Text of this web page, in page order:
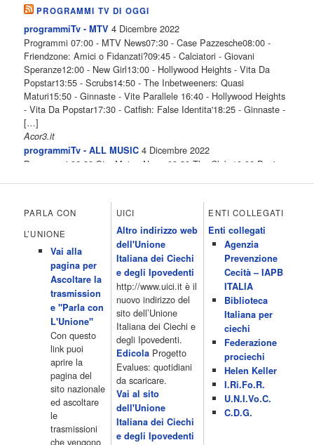
PROGRAMMI TV DI OGGI
programmiTv - MTV 4 Dicembre 2022
Programmi 07:00 - MTV News07:30 - Case Pazzesche08:00 -
Friendzone: Amici o Fidanzati?09:45 - Calciatori - Giovani
Speranze12:00 - New Girl13:00 - Hollywood Heights - Vita Da
Popstar13:55 - Scrubs14:50 - The Inbetweeners: Quasi
Maturi15:50 - Ginnaste - Vite Parallele 16:40 - Hollywood Heights
- Vita Da Popstar17:30 - Catfish: False Identita'18:25 - Ginnaste -
[…]
Acor3.it
programmiTv - ALL MUSIC 4 Dicembre 2022
Programmi 06.30 Star.Meteo.News 09.30 The Club 10.00 Deejay
All News 16.05 Rotazione musicale 19.00 All News 19.05 The
Club 19.30 19.30 Human Guinea Pigs 20.00 Inbox 21.00 Code
Monkeys 21.30 Sons of Butcher […]
programmiTv - ITALIA 1 4 Dicembre 2022
Programmi 06.35 Cartoni Animati 09.05 Telefilm:Starsky & Hutch
10.10 Telefilm:Supercar 12.15 12.15 Secondo voi 12.25 Studio
Aperto 13.00 Studio Sport 13.40 Cartoni animati 14.30 I Simpson
15.00 Telefilm:Paso adelante 15.55 15.55 Telefilm:Wildfire 16.50
Cartoni animati 18.30 Studio Aperto 19.05 Don Luca c'� 19.35
19.35 Medici miei 20.05 Camera caf� 20.30 La ruota della
fortuna 21.10 […]
Acor3.it
programmiTv - LA 7
4 Dicembre 2022
Programmi 06:00 - Tg La7/meteo/oroscopo/traffico06:55 - Movie
Flash07:00 - Omnibus ? Rassegna stampa07:30 - Tg La707:50 -
Omnibus09:50 - Coffee Break11:00 - L?aria che tira12:25 - I
men� di Benedetta13:30 - Tg La714:00 - Tg La7 Cronache14:40 -
PARLA CON
L’UNIONE
Vai alla
pagina per
Ascoltare la
trasmission
e "Parla con
L'Unione"
Con questo
link puoi
aprire la
pagina del
sito nazionale
ed ascoltare
le
trasmissioni
che vengono
UICI
Altro indirizzo web
dell'Unione
Italiana dei Ciechi
e degli Ipovedenti
http://www.uici.it è il
nuovo indirizzo del
sito dell’Unione
Italiana dei Ciechi e
degli Ipovedenti.
EdicolaProgetto
Evalues: quotidiani
da scaricare.
Vai al sito
dell'Unione
Italiana dei Ciechi
e degli Ipovedenti
ENTI COLLEGATI
Enti collegati
Agenzia
Prevenzione
Cecità – IAPB
ITALIA
Biblioteca
Italiana per
ciechi
Federazione
prociechi
Helen Keller
I.Ri.Fo.R.
U.N.I.Vo.C.
C.D.G.